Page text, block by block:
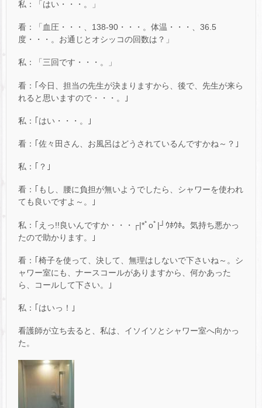
私：「はい・・・。」
看：「血圧・・・、138-90・・・。体温・・・、36.5
度・・・。お通じとオシッコの回数は？」
私：「三回です・・・。」
看：｢今日、担当の先生が決まりますから、後で、先生が来ら
れると思いますので・・・。｣
私：｢はい・・・。｣
看：｢佐々田さん、お風呂はどうされているんですかね～？｣
私：｢？｣
看：｢もし、腰に負担が無いようでしたら、シャワーを使われ
ても良いですよ～。｣
私：｢えっ!!良いんですか・・・┌|*ﾟoﾟ|┘ｳﾎｳﾎ。気持ち悪かっ
たので助かります。｣
看：｢椅子を使って、決して、無理はしないで下さいね～。シ
ャワー室にも、ナースコールがありますから、何かあった
ら、コールして下さい。｣
私：｢はいっ！｣
看護師が立ち去ると、私は、イソイソとシャワー室へ向かっ
た。